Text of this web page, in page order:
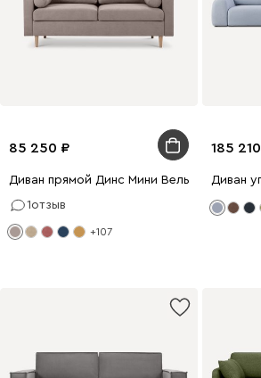
85 250
Диван прямой Динс Мини Вельвет Латте
1отзыв
+107
185 210
Диван